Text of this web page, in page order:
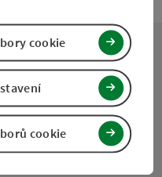
cookie
cookie